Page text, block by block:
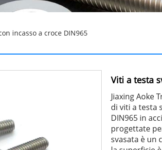
incasso a croce DIN965
Viti a testa
Jiaxing Aoke
di viti a testa
DIN965 in
progettate
svasata è un